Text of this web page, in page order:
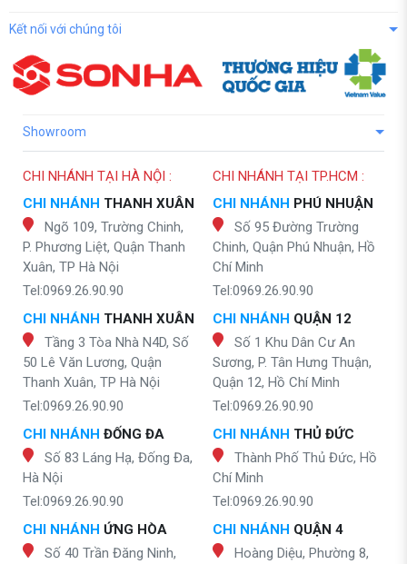
Kết nối với chúng tôi
Showroom
CHI NHÁNH TẠI HÀ NỘI :
CHI NHÁNH THANH XUÂN
Ngõ 109, Trường Chinh,
P. Phương Liệt, Quận Thanh
Xuân, TP Hà Nội
Tel:0969.26.90.90
CHI NHÁNH THANH XUÂN
Tầng 3 Tòa Nhà N4D, Số
50 Lê Văn Lương, Quận
Thanh Xuân, TP Hà Nội
Tel:0969.26.90.90
CHI NHÁNH ĐỐNG ĐA
Số 83 Láng Hạ, Đống Đa,
Hà Nội
Tel:0969.26.90.90
CHI NHÁNH ỨNG HÒA
Số 40 Trần Đăng Ninh,
CHI NHÁNH TẠI TP.HCM :
CHI NHÁNH PHÚ NHUẬN
Số 95 Đường Trường
Chinh, Quận Phú Nhuận, Hồ
Chí Minh
Tel:0969.26.90.90
CHI NHÁNH QUẬN 12
Số 1 Khu Dân Cư An
Sương, P. Tân Hưng Thuận,
Quận 12, Hồ Chí Minh
Tel:0969.26.90.90
CHI NHÁNH THỦ ĐỨC
Thành Phố Thủ Đức, Hồ
Chí Minh
Tel:0969.26.90.90
CHI NHÁNH QUẬN 4
Hoàng Diệu, Phường 8,